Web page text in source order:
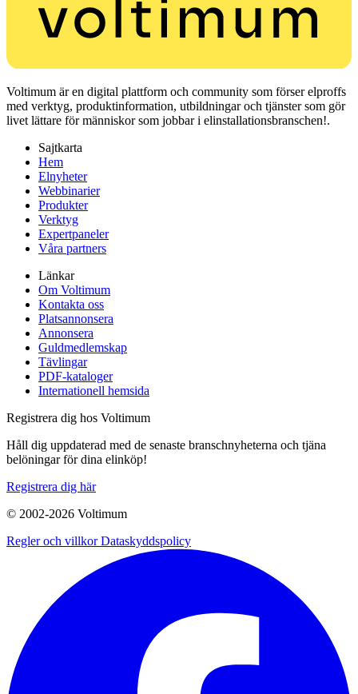
Voltimum är en digital plattform och community som förser elproffs
med verktyg, produktinformation, utbildningar och tjänster som gör
livet lättare för människor som jobbar i elinstallationsbranschen!.
Sajtkarta
Hem
Elnyheter
Webbinarier
Produkter
Verktyg
Expertpaneler
Våra partners
Länkar
Om Voltimum
Kontakta oss
Platsannonsera
Annonsera
Guldmedlemskap
Tävlingar
PDF-kataloger
Internationell hemsida
Registrera dig hos Voltimum
Håll dig uppdaterad med de senaste branschnyheterna och tjäna
belöningar för dina elinköp!
Registrera dig här
© 2002-2026 Voltimum
Regler och villkorDataskyddspolicy